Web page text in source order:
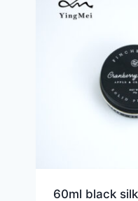
60ml black